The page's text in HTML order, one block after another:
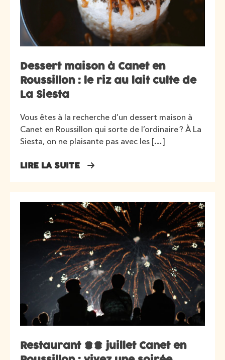
Dessert maison à Canet en
Roussillon : le riz au lait culte de
La Siesta
Vous êtes à la recherche d’un dessert maison à
Canet en Roussillon qui sorte de l’ordinaire ? À La
Siesta, on ne plaisante pas avec les […]
LIRE LA SUITE
Restaurant 13 juillet Canet en